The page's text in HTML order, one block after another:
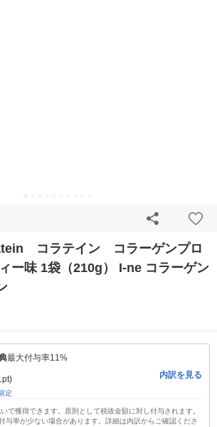
コラテイン コラーゲンプロ
ー味 1袋（210g） I-ne コラーゲン
最大付与率11%
定
内訳を見る
で獲得できます。原則として税抜金額に対し付与されます。
与率が少ない場合があります。詳細は内訳からご確認くださ